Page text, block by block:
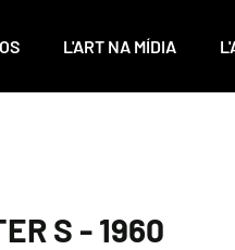
L'ART NA MÍDIA
S - 1960